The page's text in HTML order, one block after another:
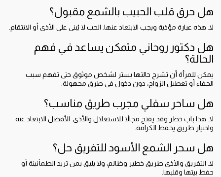
هل حرق قلب الحبيب بالشمع مقبول؟
لا. هذه عبارة مؤذية ويجب الابتعاد عنها. الحب لا يُبنى على الأذى أو الانتقام.
هل دكتور روحاني متمكن يساعد في فهم
الحالة؟
يمكن للمرأة أن تشرح حالتها بستر لشخص موثوق حتى تفهم سبب
الجفاء أو تعطيل الزواج، دون دخول في طرق مجهولة.
هل ساحر سفلي مجرب طريق مناسب؟
لا. هذا باب خطر وقد يفتح مجالاً للاستغلال والأذى. الأفضل الابتعاد عنه
واختيار طريق يحفظ الكرامة.
هل سحر الشمع الأسود للتفريق حل؟
لا. التفريق والأذى طريق خطير وظالم، ولا يليق بمن تريد الطمأنينة أو
حفظ بيتها وقلبها.